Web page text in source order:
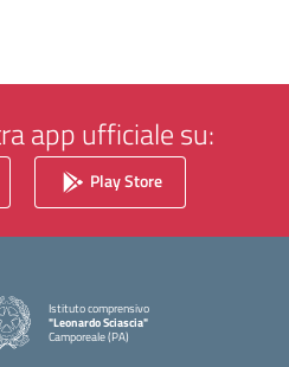
app ufficiale su:
Play Store
Istituto comprensivo
"Leonardo Sciascia"
Camporeale (PA)
— Visita la pagina iniziale della scuola